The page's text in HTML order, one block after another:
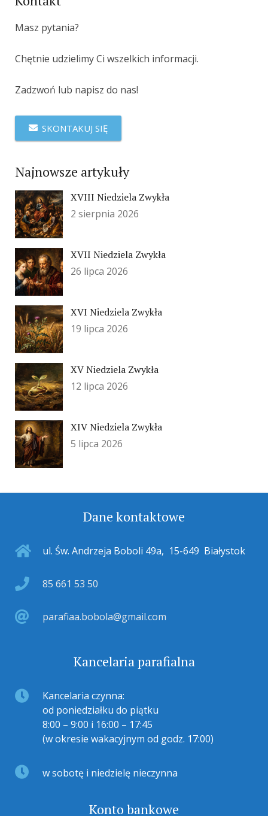
Masz pytania?
Chętnie udzielimy Ci wszelkich informacji.
Zadzwoń lub napisz do nas!
SKONTAKUJ SIĘ
Najnowsze artykuły
XVIII Niedziela Zwykła
2 sierpnia 2026
XVII Niedziela Zwykła
26 lipca 2026
XVI Niedziela Zwykła
19 lipca 2026
XV Niedziela Zwykła
12 lipca 2026
XIV Niedziela Zwykła
5 lipca 2026
Dane kontaktowe
ul. Św. Andrzeja Boboli 49a, 15-649 Białystok
85 661 53 50
parafiaa.bobola@gmail.com
Kancelaria parafialna
Kancelaria czynna:
od poniedziałku do piątku
8:00 – 9:00 i 16:00 – 17:45
(w okresie wakacyjnym od godz. 17:00)
w sobotę i niedzielę nieczynna
Konto bankowe